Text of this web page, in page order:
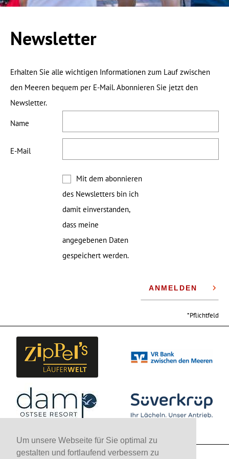
Um unsere Webseite für Sie optimal zu
gestalten und fortlaufend verbessern zu
Kleidertransport
6. Strecke
8. Strecke
10. Strecke
Newsletter
Erhalten Sie alle wichtigen Informationen zum Lauf zwischen
den Meeren bequem per E-Mail. Abonnieren Sie jetzt den
Newsletter.
Name
E-Mail
Mit dem abonnieren
des Newsletters bin ich
damit einverstanden,
dass meine
angegebenen Daten
gespeichert werden.
ANMELDEN
Pflichtfeld